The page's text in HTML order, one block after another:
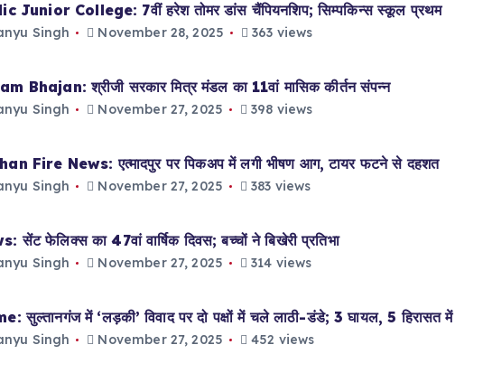
Junior College: 7वीं हरेश तोमर डांस चैंपियनशिप; सिम्पकिन्स स्कूल प्रथम
Singh November 28, 2025 363 views
Bhajan: श्रीजी सरकार मित्र मंडल का 11वां मासिक कीर्तन संपन्न
Singh November 27, 2025 398 views
Fire News: एत्मादपुर पर पिकअप में लगी भीषण आग, टायर फटने से दहशत
Singh November 27, 2025 383 views
फेलिक्स का 47वां वार्षिक दिवस; बच्चों ने बिखेरी प्रतिभा
Singh November 27, 2025 314 views
सुल्तानगंज में ‘लड़की’ विवाद पर दो पक्षों में चले लाठी-डंडे; 3 घायल, 5 हिरासत में
Singh November 27, 2025 452 views